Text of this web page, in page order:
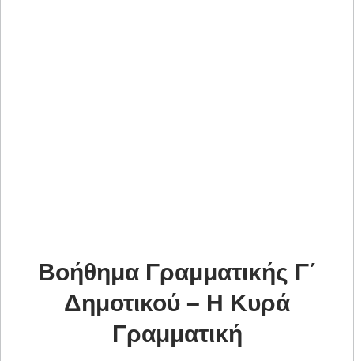
Βοήθημα Γραμματικής Γ΄
Δημοτικού – Η Κυρά
Γραμματική